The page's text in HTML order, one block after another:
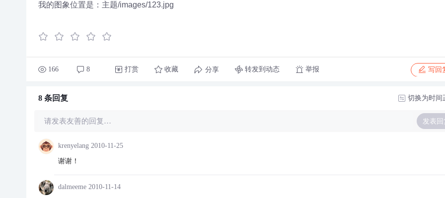
我的图象位置是：主题/images/123.jpg
166 8 打赏 收藏 分享 转发到动态 举报 写回
8 条回复 切换为时间
请发表友善的回复… 发表回
krenyelang 2010-11-25
谢谢！
dalmeeme 2010-11-14